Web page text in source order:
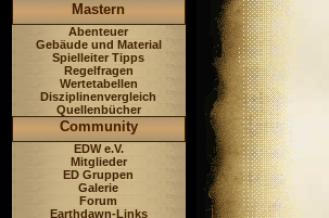
Mastern
Abenteuer
Gebäude und Material
Spielleiter Tipps
Regelfragen
Wertetabellen
Disziplinenvergleich
Quellenbücher
Community
EDW e.V.
Mitglieder
ED Gruppen
Galerie
Forum
Earthdawn-Links